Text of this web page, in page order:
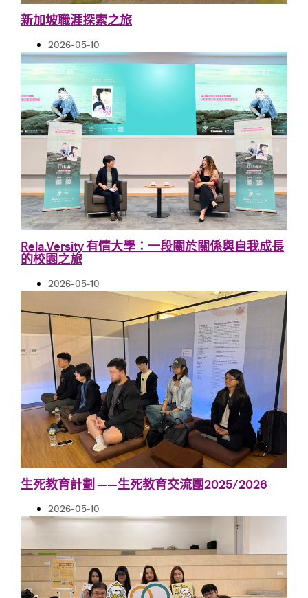
新加坡職涯探索之旅
2026-05-10
Rela.Versity 有情大學：一段關於關係與自我成長
的校園之旅
2026-05-10
生死教育計劃 ——生死教育交流團2025/2026
2026-05-10